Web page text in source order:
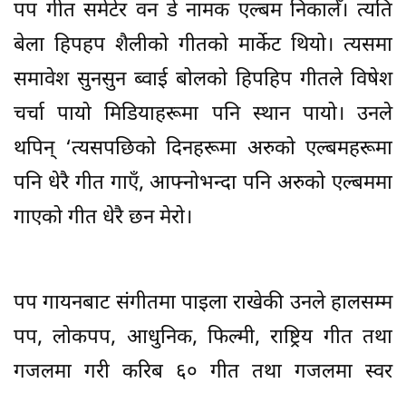
पप गीत समेटेर वन डे नामक एल्बम निकालेँ। त्यति
बेला हिपहप शैलीको गीतको मार्केट थियो। त्यसमा
समावेश सुनसुन ब्वाई बोलको हिपहिप गीतले विषेश
चर्चा पायो मिडियाहरूमा पनि स्थान पायो। उनले
थपिन् ‘त्यसपछिको दिनहरूमा अरुको एल्बमहरूमा
पनि धेरै गीत गाएँ, आफ्नोभन्दा पनि अरुको एल्बममा
गाएको गीत धेरै छन मेरो।
पप गायनबाट संगीतमा पाइला राखेकी उनले हालसम्म
पप, लोकपप, आधुनिक, फिल्मी, राष्ट्रिय गीत तथा
गजलमा गरी करिब ६० गीत तथा गजलमा स्वर